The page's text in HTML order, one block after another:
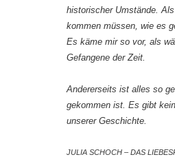
historischer Umstände.
kommen müssen, wie es
Es käme mir so vor, als
Gefangene der Zeit.
Andererseits ist alles so
gekommen ist. Es gibt
unserer Geschichte.
JULIA SCHOCH – DAS